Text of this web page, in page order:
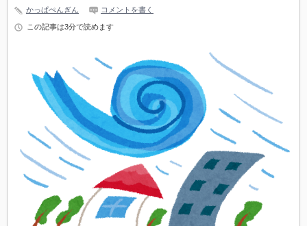
かっぱぺんぎん コメントを書く
この記事は3分で読めます